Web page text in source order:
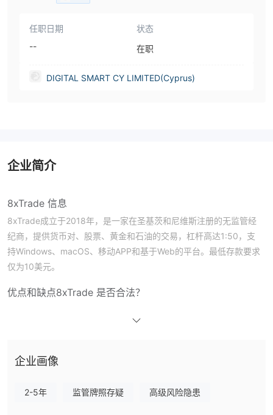
任职日期
--
状态
在职
DIGITAL SMART CY LIMITED(Cyprus)
企业简介
8xTrade 信息
8xTrade成立于2018年，是一家在圣基茨和尼维斯注册的无监管经
纪商，提供货币对、股票、黄金和石油的交易，杠杆高达1:50，支
持Windows、macOS、移动APP和基于Web的平台。最低存款要求
仅为10美元。
优点和缺点8xTrade 是否合法？
缺乏有效监管
我可以在8xTrade上交易什么？
杠杆
企业画像
2-5年 监管牌照存疑 高级风险隐患